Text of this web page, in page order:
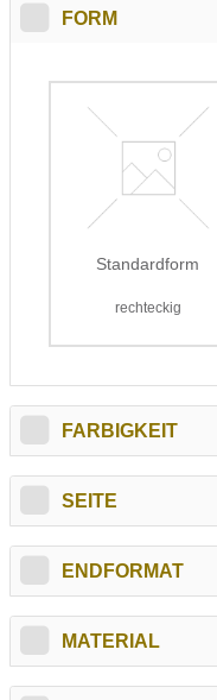
FORM
Standardform
rechteckig
FARBIGKEIT
SEITE
ENDFORMAT
MATERIAL